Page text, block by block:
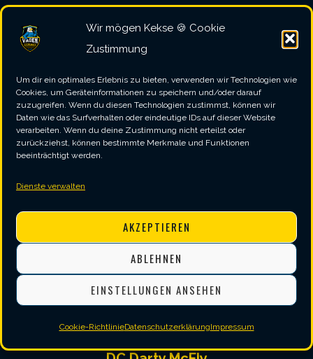
Wir mögen Kekse 🍪 Cookie
Zustimmung
Um dir ein optimales Erlebnis zu bieten, verwenden wir Technologien wie
Cookies, um Geräteinformationen zu speichern und/oder darauf
zuzugreifen. Wenn du diesen Technologien zustimmst, können wir
Daten wie das Surfverhalten oder eindeutige IDs auf dieser Website
verarbeiten. Wenn du deine Zustimmung nicht erteilst oder
zurückziehst, können bestimmte Merkmale und Funktionen
beeinträchtigt werden.
Dienste verwalten
AKZEPTIEREN
ABLEHNEN
EINSTELLUNGEN ANSEHEN
Cookie-RichtlinieDatenschutzerklärungImpressum
drum….die beiden Punkte nehmen wir natürlich
Luigi: 21, 180
Flo: 17